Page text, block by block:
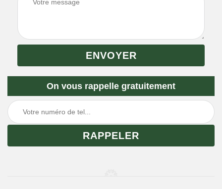
On vous rappelle gratuitement